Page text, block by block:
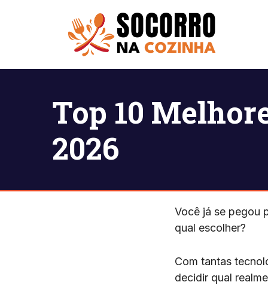
Top 10
2026
Você já se pegou
qual escolher?
Com tantas
decidir qual